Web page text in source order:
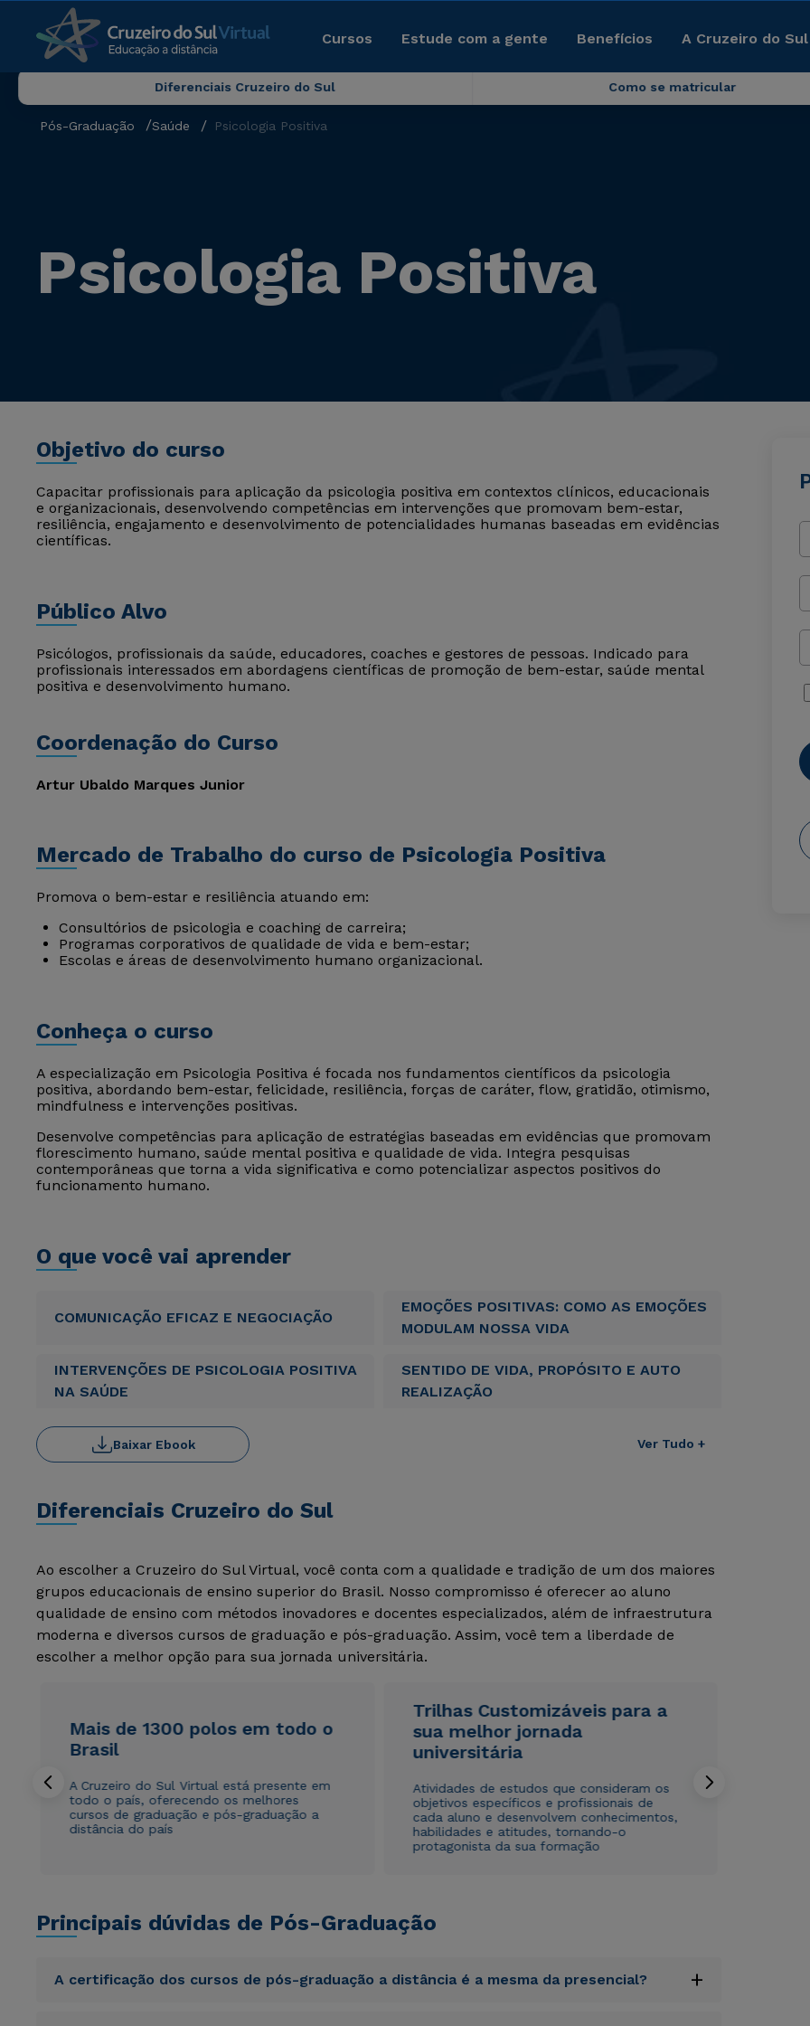
Cursos Estude com a gente Benefícios A Cruzeiro do
Diferenciais Cruzeiro do Sul Como se matricular
Pós-Graduação Saúde Psicologia Positiva
Psicologia Positiva
Objetivo do curso
Capacitar profissionais para aplicação da psicologia positiva em contextos clínicos, educacionais
e organizacionais, desenvolvendo competências em intervenções que promovam bem-estar,
resiliência, engajamento e desenvolvimento de potencialidades humanas baseadas em evidências
científicas.
Público Alvo
Psicólogos, profissionais da saúde, educadores, coaches e gestores de pessoas. Indicado para
profissionais interessados em abordagens científicas de promoção de bem-estar, saúde mental
positiva e desenvolvimento humano.
Coordenação do Curso
Artur Ubaldo Marques Junior
Mercado de Trabalho do curso de Psicologia Positiva
Promova o bem-estar e resiliência atuando em:
Consultórios de psicologia e coaching de carreira;
Programas corporativos de qualidade de vida e bem-estar;
Escolas e áreas de desenvolvimento humano organizacional.
Conheça o curso
A especialização em Psicologia Positiva é focada nos fundamentos científicos da psicologia
positiva, abordando bem-estar, felicidade, resiliência, forças de caráter, flow, gratidão, otimismo,
mindfulness e intervenções positivas.
Desenvolve competências para aplicação de estratégias baseadas em evidências que promovam
florescimento humano, saúde mental positiva e qualidade de vida. Integra pesquisas
contemporâneas que torna a vida significativa e como potencializar aspectos positivos do
funcionamento humano.
O que você vai aprender
COMUNICAÇÃO EFICAZ E NEGOCIAÇÃO
EMOÇÕES POSITIVAS: COMO AS EMOÇÕES
MODULAM NOSSA VIDA
INTERVENÇÕES DE PSICOLOGIA POSITIVA
NA SAÚDE
SENTIDO DE VIDA, PROPÓSITO E AUTO
REALIZAÇÃO
Ver Tudo +
Baixar Ebook
Diferenciais Cruzeiro do Sul
Ao escolher a Cruzeiro do Sul Virtual, você conta com a qualidade e tradição de um dos maiores
grupos educacionais de ensino superior do Brasil. Nosso compromisso é oferecer ao aluno
qualidade de ensino com métodos inovadores e docentes especializados, além de infraestrutura
moderna e diversos cursos de graduação e pós-graduação. Assim, você tem a liberdade de
escolher a melhor opção para sua jornada universitária.
Mais de 1300 polos em todo o
Brasil
A Cruzeiro do Sul Virtual está presente em
todo o país, oferecendo os melhores
cursos de graduação e pós-graduação a
distância do país
Trilhas Customizáveis para a
sua melhor jornada
universitária
Atividades de estudos que consideram os
objetivos específicos e profissionais de
cada aluno e desenvolvem conhecimentos,
habilidades e atitudes, tornando-o
protagonista da sua formação
Principais dúvidas de Pós-Graduação
A certificação dos cursos de pós-graduação a distância é a mesma da presencial? +
ou
envio de conteúdos da Cruzeiro do Sul.
ou
envio de conteúdos da Cruzeiro do Sul.